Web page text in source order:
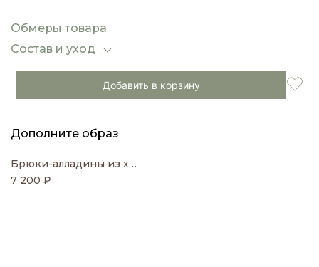
Добавить в корзину
дождя. Удобная молния спереди, которая
облегчает надевание и снятие изделия, при
этом надёжно защищая от непогоды.
Обмеры товара
Состав и уход
Дополните образ
Брюки-алладины из хлопка и нейлона
7 200 ₽